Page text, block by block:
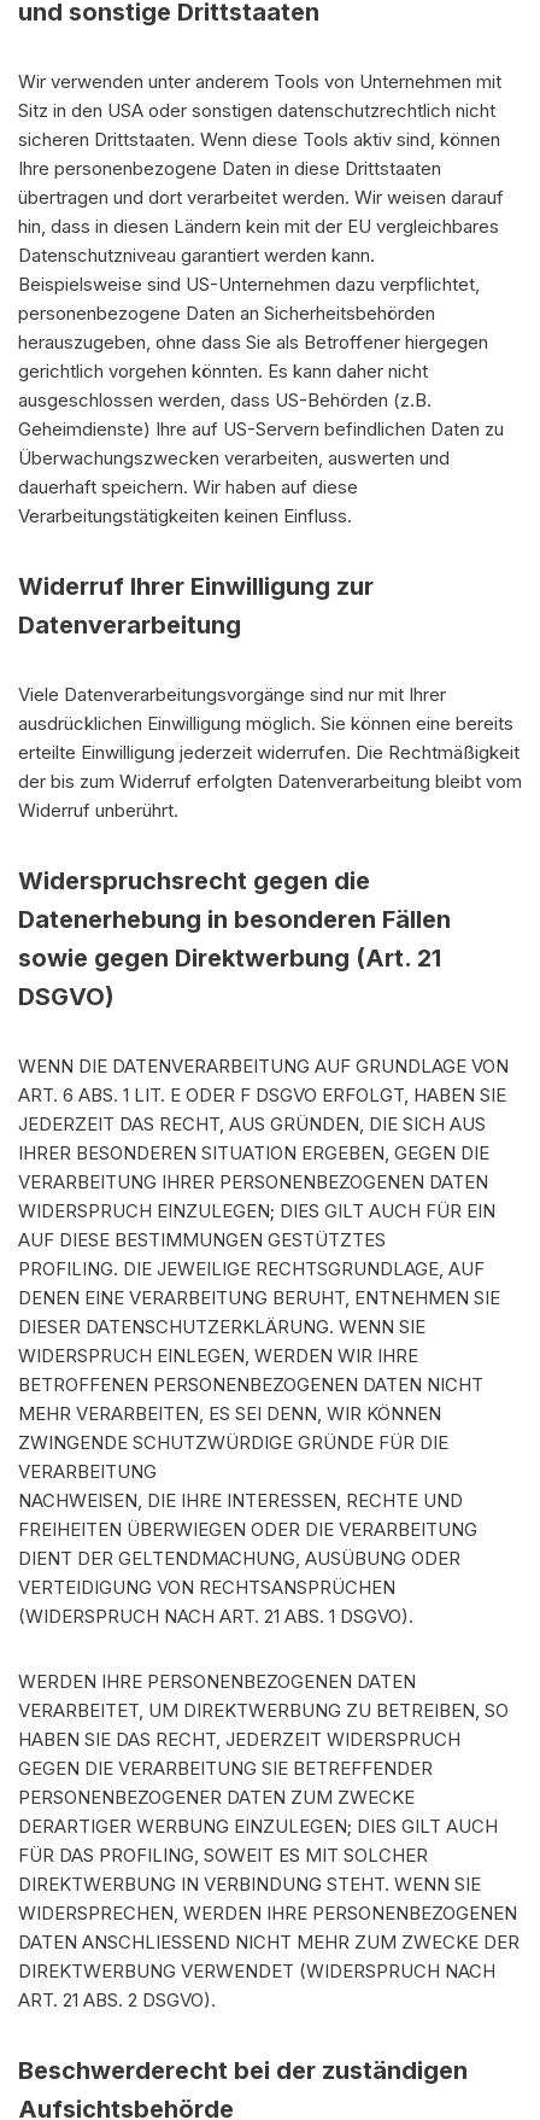
und sonstige Drittstaaten
Wir verwenden unter anderem Tools von Unternehmen mit
Sitz in den USA oder sonstigen datenschutzrechtlich nicht
sicheren Drittstaaten. Wenn diese Tools aktiv sind, können
Ihre personenbezogene Daten in diese Drittstaaten
übertragen und dort verarbeitet werden. Wir weisen darauf
hin, dass in diesen Ländern kein mit der EU vergleichbares
Datenschutzniveau garantiert werden kann.
Beispielsweise sind US-Unternehmen dazu verpflichtet,
personenbezogene Daten an Sicherheitsbehörden
herauszugeben, ohne dass Sie als Betroffener hiergegen
gerichtlich vorgehen könnten. Es kann daher nicht
ausgeschlossen werden, dass US-Behörden (z.B.
Geheimdienste) Ihre auf US-Servern befindlichen Daten zu
Überwachungszwecken verarbeiten, auswerten und
dauerhaft speichern. Wir haben auf diese
Verarbeitungstätigkeiten keinen Einfluss.
Widerruf Ihrer Einwilligung zur
Datenverarbeitung
Viele Datenverarbeitungsvorgänge sind nur mit Ihrer
ausdrücklichen Einwilligung möglich. Sie können eine bereits
erteilte Einwilligung jederzeit widerrufen. Die Rechtmäßigkeit
der bis zum Widerruf erfolgten Datenverarbeitung bleibt vom
Widerruf unberührt.
Widerspruchsrecht gegen die
Datenerhebung in besonderen Fällen
sowie gegen Direktwerbung (Art. 21
DSGVO)
WENN DIE DATENVERARBEITUNG AUF GRUNDLAGE VON
ART. 6 ABS. 1 LIT. E ODER F DSGVO ERFOLGT, HABEN SIE
JEDERZEIT DAS RECHT, AUS GRÜNDEN, DIE SICH AUS
IHRER BESONDEREN SITUATION ERGEBEN, GEGEN DIE
VERARBEITUNG IHRER PERSONENBEZOGENEN DATEN
WIDERSPRUCH EINZULEGEN; DIES GILT AUCH FÜR EIN
AUF DIESE BESTIMMUNGEN GESTÜTZTES
PROFILING. DIE JEWEILIGE RECHTSGRUNDLAGE, AUF
DENEN EINE VERARBEITUNG BERUHT, ENTNEHMEN SIE
DIESER DATENSCHUTZERKLÄRUNG. WENN SIE
WIDERSPRUCH EINLEGEN, WERDEN WIR IHRE
BETROFFENEN PERSONENBEZOGENEN DATEN NICHT
MEHR VERARBEITEN, ES SEI DENN, WIR KÖNNEN
ZWINGENDE SCHUTZWÜRDIGE GRÜNDE FÜR DIE
VERARBEITUNG
NACHWEISEN, DIE IHRE INTERESSEN, RECHTE UND
FREIHEITEN ÜBERWIEGEN ODER DIE VERARBEITUNG
DIENT DER GELTENDMACHUNG, AUSÜBUNG ODER
VERTEIDIGUNG VON RECHTSANSPRÜCHEN
(WIDERSPRUCH NACH ART. 21 ABS. 1 DSGVO).
WERDEN IHRE PERSONENBEZOGENEN DATEN
VERARBEITET, UM DIREKTWERBUNG ZU BETREIBEN, SO
HABEN SIE DAS RECHT, JEDERZEIT WIDERSPRUCH
GEGEN DIE VERARBEITUNG SIE BETREFFENDER
PERSONENBEZOGENER DATEN ZUM ZWECKE
DERARTIGER WERBUNG EINZULEGEN; DIES GILT AUCH
FÜR DAS PROFILING, SOWEIT ES MIT SOLCHER
DIREKTWERBUNG IN VERBINDUNG STEHT. WENN SIE
WIDERSPRECHEN, WERDEN IHRE PERSONENBEZOGENEN
DATEN ANSCHLIESSEND NICHT MEHR ZUM ZWECKE DER
DIREKTWERBUNG VERWENDET (WIDERSPRUCH NACH
ART. 21 ABS. 2 DSGVO).
Beschwerderecht bei der zuständigen
Aufsichtsbehörde